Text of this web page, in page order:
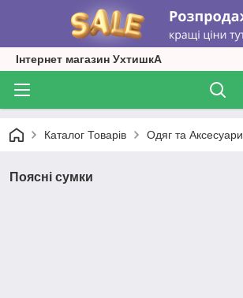
Інтернет магазин УхтишкА
Каталог Товарів Одяг та Аксесуари
Поясні сумки